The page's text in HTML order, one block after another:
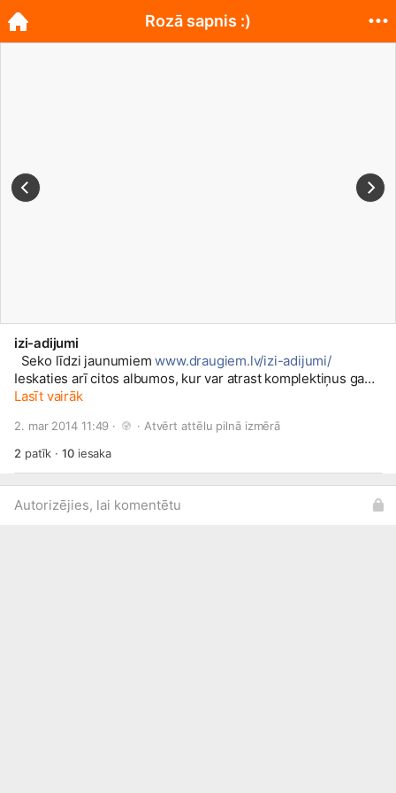
izi-adijumi
Seko līdzi jaunumiemwww.draugiem.lv/izi-adijumi/
Ieskaties arī citos albumos, kur var atrast komplektiņus gan
pašiem mazākajiem, gan lielākiem
profilu vai e-pastu apinitis[et ]gmail.com
Lasīt vairāk
2. mar 2014 11:49 · · Atvērt attēlu pilnā izmērā
2 patīk ·10iesaka
Autorizējies, lai komentētu
Rozā sapnis :)